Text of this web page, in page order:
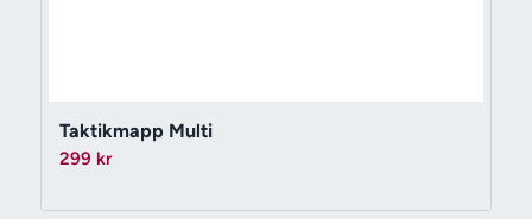
Taktikmapp Multi
299 kr